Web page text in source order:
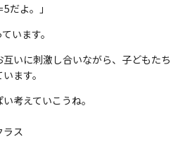
5だよ。」
います。
いに刺激し合いながら、子どもたち
ます。
考えていこうね。
ス